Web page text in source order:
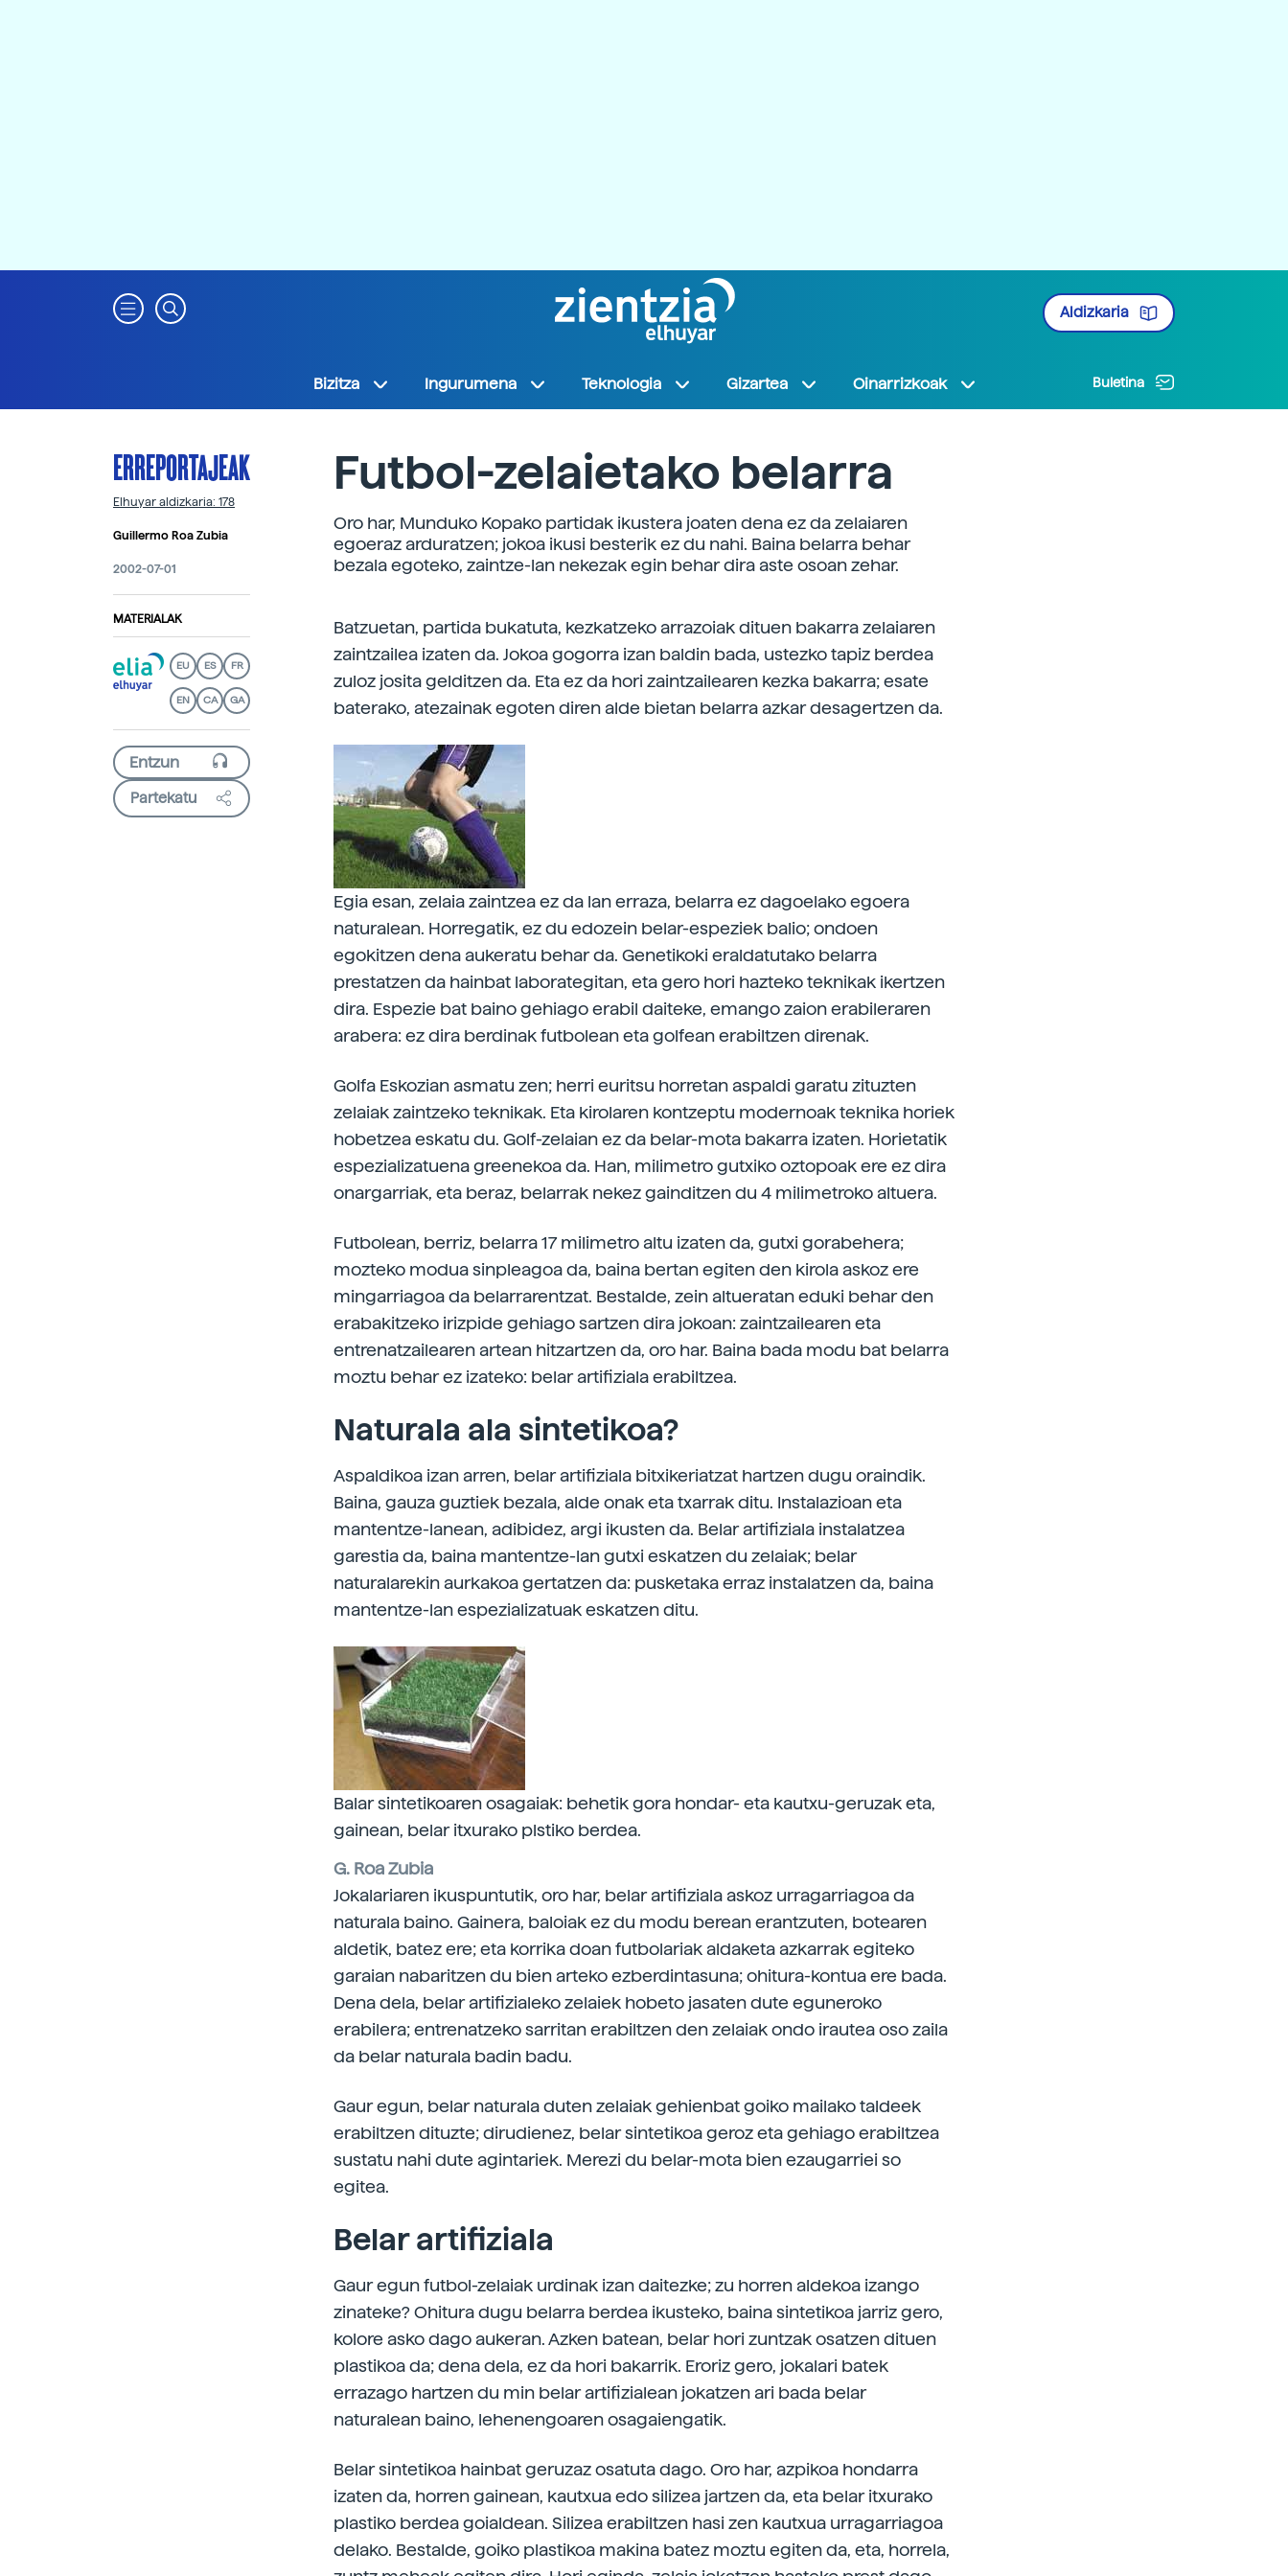
Aldizkaria
Bizitza Ingurumena Teknologia Gizartea Oinarrizkoak Buletina
ERREPORTAJEAK
Elhuyar aldizkaria: 178
Guillermo Roa Zubia
2002-07-01
MATERIALAK
EU ES FR
EN CA GA
Partekatu
Futbol-zelaietako belarra
Oro har, Munduko Kopako partidak ikustera joaten dena ez da zelaiaren
egoeraz arduratzen; jokoa ikusi besterik ez du nahi. Baina belarra behar
bezala egoteko, zaintze-lan nekezak egin behar dira aste osoan zehar.
Batzuetan, partida bukatuta, kezkatzeko arrazoiak dituen bakarra zelaiaren
zaintzailea izaten da. Jokoa gogorra izan baldin bada, ustezko tapiz berdea
zuloz josita gelditzen da. Eta ez da hori zaintzailearen kezka bakarra; esate
baterako, atezainak egoten diren alde bietan belarra azkar desagertzen da.
Egia esan, zelaia zaintzea ez da lan erraza, belarra ez dagoelako egoera
naturalean. Horregatik, ez du edozein belar-espeziek balio; ondoen
egokitzen dena aukeratu behar da. Genetikoki eraldatutako belarra
prestatzen da hainbat laborategitan, eta gero hori hazteko teknikak ikertzen
dira. Espezie bat baino gehiago erabil daiteke, emango zaion erabileraren
arabera: ez dira berdinak futbolean eta golfean erabiltzen direnak.
Golfa Eskozian asmatu zen; herri euritsu horretan aspaldi garatu zituzten
zelaiak zaintzeko teknikak. Eta kirolaren kontzeptu modernoak teknika horiek
hobetzea eskatu du. Golf-zelaian ez da belar-mota bakarra izaten. Horietatik
espezializatuena greenekoa da. Han, milimetro gutxiko oztopoak ere ez dira
onargarriak, eta beraz, belarrak nekez gainditzen du 4 milimetroko altuera.
Futbolean, berriz, belarra 17 milimetro altu izaten da, gutxi gorabehera;
mozteko modua sinpleagoa da, baina bertan egiten den kirola askoz ere
mingarriagoa da belarrarentzat. Bestalde, zein altueratan eduki behar den
erabakitzeko irizpide gehiago sartzen dira jokoan: zaintzailearen eta
entrenatzailearen artean hitzartzen da, oro har. Baina bada modu bat belarra
moztu behar ez izateko: belar artifiziala erabiltzea.
Naturala ala sintetikoa?
Aspaldikoa izan arren, belar artifiziala bitxikeriatzat hartzen dugu oraindik.
Baina, gauza guztiek bezala, alde onak eta txarrak ditu. Instalazioan eta
mantentze-lanean, adibidez, argi ikusten da. Belar artifiziala instalatzea
garestia da, baina mantentze-lan gutxi eskatzen du zelaiak; belar
naturalarekin aurkakoa gertatzen da: pusketaka erraz instalatzen da, baina
mantentze-lan espezializatuak eskatzen ditu.
Balar sintetikoaren osagaiak: behetik gora hondar- eta kautxu-geruzak eta,
gainean, belar itxurako plstiko berdea.
G. Roa Zubia
Jokalariaren ikuspuntutik, oro har, belar artifiziala askoz urragarriagoa da
naturala baino. Gainera, baloiak ez du modu berean erantzuten, botearen
aldetik, batez ere; eta korrika doan futbolariak aldaketa azkarrak egiteko
garaian nabaritzen du bien arteko ezberdintasuna; ohitura-kontua ere bada.
Dena dela, belar artifizialeko zelaiek hobeto jasaten dute eguneroko
erabilera; entrenatzeko sarritan erabiltzen den zelaiak ondo irautea oso zaila
da belar naturala badin badu.
Gaur egun, belar naturala duten zelaiak gehienbat goiko mailako taldeek
erabiltzen dituzte; dirudienez, belar sintetikoa geroz eta gehiago erabiltzea
sustatu nahi dute agintariek. Merezi du belar-mota bien ezaugarriei so
egitea.
Belar artifiziala
Gaur egun futbol-zelaiak urdinak izan daitezke; zu horren aldekoa izango
zinateke? Ohitura dugu belarra berdea ikusteko, baina sintetikoa jarriz gero,
kolore asko dago aukeran. Azken batean, belar hori zuntzak osatzen dituen
plastikoa da; dena dela, ez da hori bakarrik. Eroriz gero, jokalari batek
errazago hartzen du min belar artifizialean jokatzen ari bada belar
naturalean baino, lehenengoaren osagaiengatik.
Belar sintetikoa hainbat geruzaz osatuta dago. Oro har, azpikoa hondarra
izaten da, horren gainean, kautxua edo silizea jartzen da, eta belar itxurako
plastiko berdea goialdean. Silizea erabiltzen hasi zen kautxua urragarriagoa
delako. Bestalde, goiko plastikoa makina batez moztu egiten da, eta, horrela,